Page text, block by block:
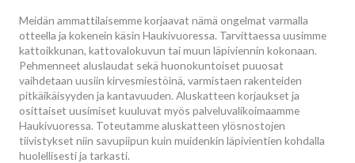
Meidän ammattilaisemme korjaavat nämä ongelmat varmalla
otteella ja kokenein käsin Haukivuoressa. Tarvittaessa uusimme
kattoikkunan, kattovalokuvun tai muun läpiviennin kokonaan.
Pehmenneet aluslaudat sekä huonokuntoiset puuosat
vaihdetaan uusiin kirvesmiestöinä, varmistaen rakenteiden
pitkäikäisyyden ja kantavuuden. Aluskatteen korjaukset ja
osittaiset uusimiset kuuluvat myös palveluvalikoimaamme
Haukivuoressa. Toteutamme aluskatteen ylösnostojen
tiivistykset niin savupiipun kuin muidenkin läpivientien kohdalla
huolellisesti ja tarkasti.